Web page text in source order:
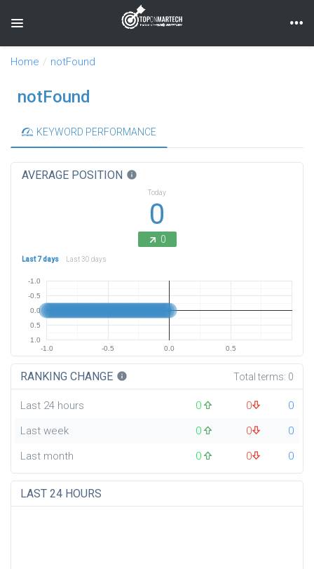
Toggle navigation
Home notFound
notFound
KEYWORD PERFORMANCE
AVERAGE POSITION info
Today
0
0
Last 7 days Last 30 days
-1.0 -0.5 0.0 0.5
-1.0
-0.5
0.0
0.5
1.0
RANKING CHANGE info Total terms: 0
Last 24 hours 0 0
0
Last week
0 0
0
Last month
0 0 0
LAST 24 HOURS